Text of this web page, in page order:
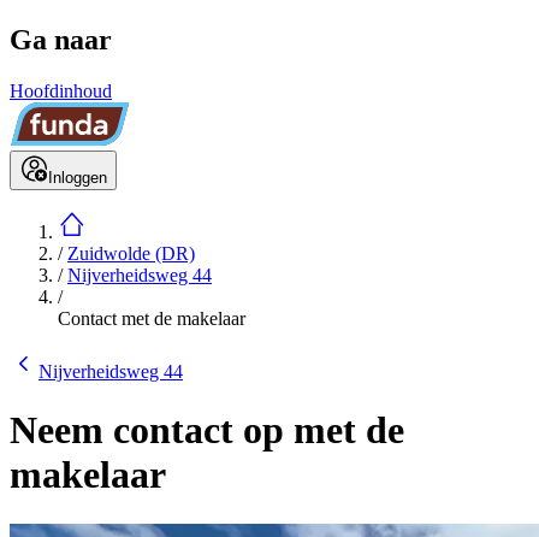
Ga naar
Hoofdinhoud
Inloggen
/ Zuidwolde (DR)
/Nijverheidsweg 44
/
Contact met de makelaar
Nijverheidsweg 44
Neem contact op met de
makelaar